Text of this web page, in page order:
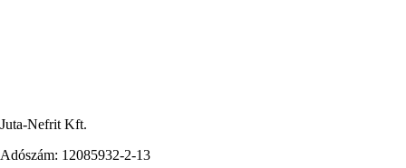
Juta-Nefrit Kft.
Adószám: 12085932-2-13